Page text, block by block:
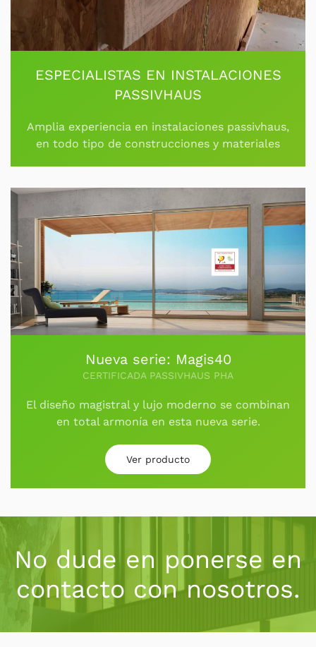
ESPECIALISTAS EN INSTALACIONES
PASSIVHAUS
Amplia experiencia en instalaciones passivhaus,
en todo tipo de construcciones y materiales
Nueva serie: Magis40
CERTIFICADA PASSIVHAUS PHA
El diseño magistral y lujo moderno se combinan
en total armonía en esta nueva serie.
Ver producto
No dude en ponerse en
contacto con nosotros.